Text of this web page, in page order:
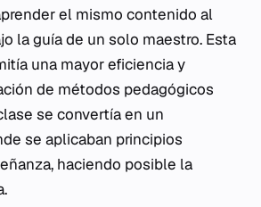
el mismo contenido al
la guía de un solo maestro. Esta
una mayor eficiencia y
de métodos pedagógicos
se convertía en un
se aplicaban principios
haciendo posible la